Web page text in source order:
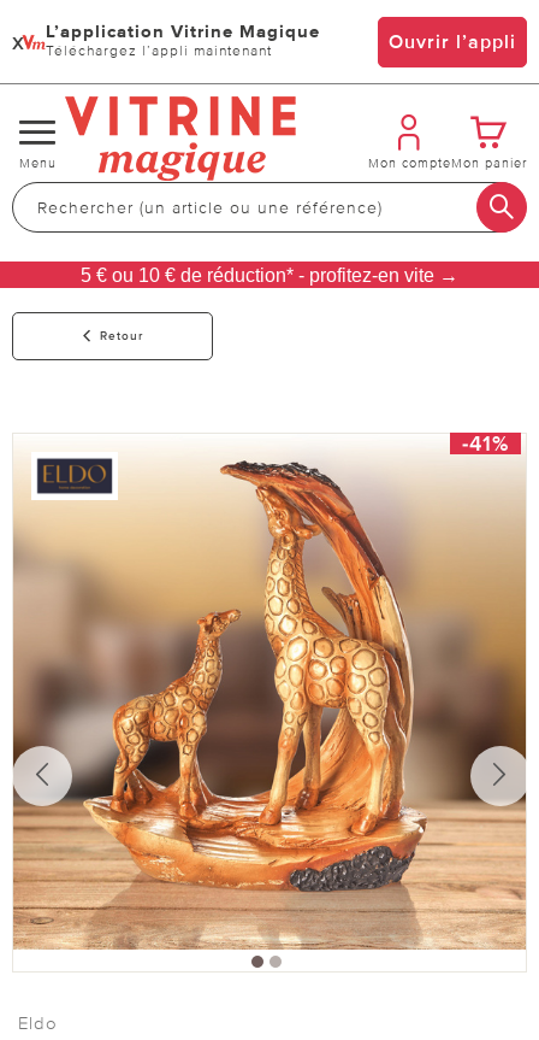
x L’application Vitrine Magique
Téléchargez l’appli maintenant Ouvrir l’appli
Changer
de
navigation
Menu Mon compteMon panier
5 € ou 10 € de réduction* - profitez-en vite →
Retour
-41%
Eldo